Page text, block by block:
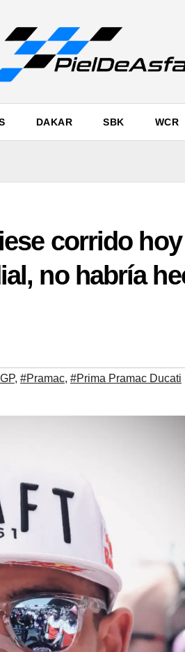
DAKAR SBK WCR
corrido hoy
no habría
, #Pramac, #Prima Pramac Ducati